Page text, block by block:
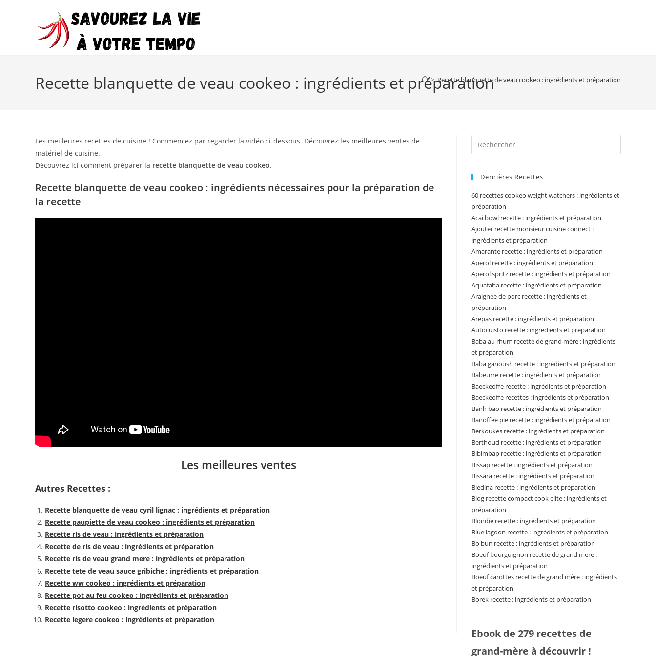
Recette blanquette de veau cookeo : ingrédients et préparation
> Recette blanquette de veau cookeo : ingrédients et préparation
Les meilleures recettes de cuisine ! Commencez par regarder la vidéo ci-dessous. Découvrez les meilleures ventes de
matériel de cuisine.
Découvrez ici comment préparer la recette blanquette de veau cookeo.
Recette blanquette de veau cookeo : ingrédients nécessaires pour la préparation de
la recette
Les meilleures ventes
Autres Recettes :
Recette blanquette de veau cyril lignac : ingrédients et préparation
Recette paupiette de veau cookeo : ingrédients et préparation
Recette ris de veau : ingrédients et préparation
Recette de ris de veau : ingrédients et préparation
Recette ris de veau grand mere : ingrédients et préparation
Recette tete de veau sauce gribiche : ingrédients et préparation
Recette ww cookeo : ingrédients et préparation
Recette pot au feu cookeo : ingrédients et préparation
Recette risotto cookeo : ingrédients et préparation
Recette legere cookeo : ingrédients et préparation
Escape
Dernières Recettes
60 recettes cookeo weight watchers : ingrédients et
préparation
Acai bowl recette : ingrédients et préparation
Ajouter recette monsieur cuisine connect :
ingrédients et préparation
Amarante recette : ingrédients et préparation
Aperol recette : ingrédients et préparation
Aperol spritz recette : ingrédients et préparation
Aquafaba recette : ingrédients et préparation
Araignée de porc recette : ingrédients et
préparation
Arepas recette : ingrédients et préparation
Autocuisto recette : ingrédients et préparation
Baba au rhum recette de grand mère : ingrédients
et préparation
Baba ganoush recette : ingrédients et préparation
Babeurre recette : ingrédients et préparation
Baeckeoffe recette : ingrédients et préparation
Baeckeoffe recettes : ingrédients et préparation
Banh bao recette : ingrédients et préparation
Banoffee pie recette : ingrédients et préparation
Berkoukes recette : ingrédients et préparation
Berthoud recette : ingrédients et préparation
Bibimbap recette : ingrédients et préparation
Bissap recette : ingrédients et préparation
Bissara recette : ingrédients et préparation
Bledina recette : ingrédients et préparation
Blog recette compact cook elite : ingrédients et
préparation
Blondie recette : ingrédients et préparation
Blue lagoon recette : ingrédients et préparation
Bo bun recette : ingrédients et préparation
Boeuf bourguignon recette de grand mere :
ingrédients et préparation
Boeuf carottes recette de grand mère : ingrédients
et préparation
Borek recette : ingrédients et préparation
Ebook de 279 recettes de
grand-mère à découvrir !